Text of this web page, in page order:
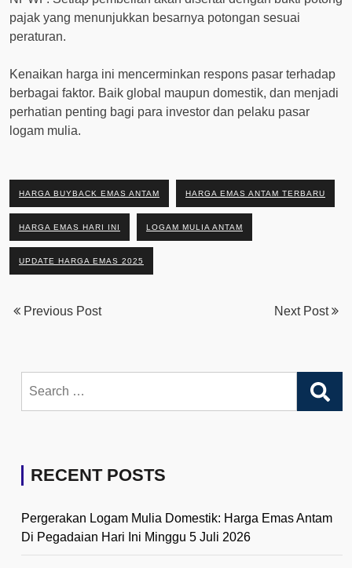
pajak yang menunjukkan besarnya potongan sesuai
peraturan.
Kenaikan harga ini mencerminkan respons pasar terhadap
berbagai faktor. Baik global maupun domestik, dan menjadi
perhatian penting bagi para investor dan pelaku pasar
logam mulia.
HARGA BUYBACK EMAS ANTAM HARGA EMAS ANTAM TERBARU
HARGA EMAS HARI INI LOGAM MULIA ANTAM
UPDATE HARGA EMAS 2025
Previous Post Next Post
for:
RECENT POSTS
Pergerakan Logam Mulia Domestik: Harga Emas Antam
Di Pegadaian Hari Ini Minggu 5 Juli 2026